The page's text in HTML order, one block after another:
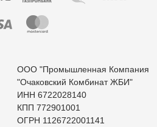
ООО "Промышленная Компания
"Очаковский Комбинат ЖБИ"
ИНН 6722028140
КПП 772901001
ОГРН 1126722001141